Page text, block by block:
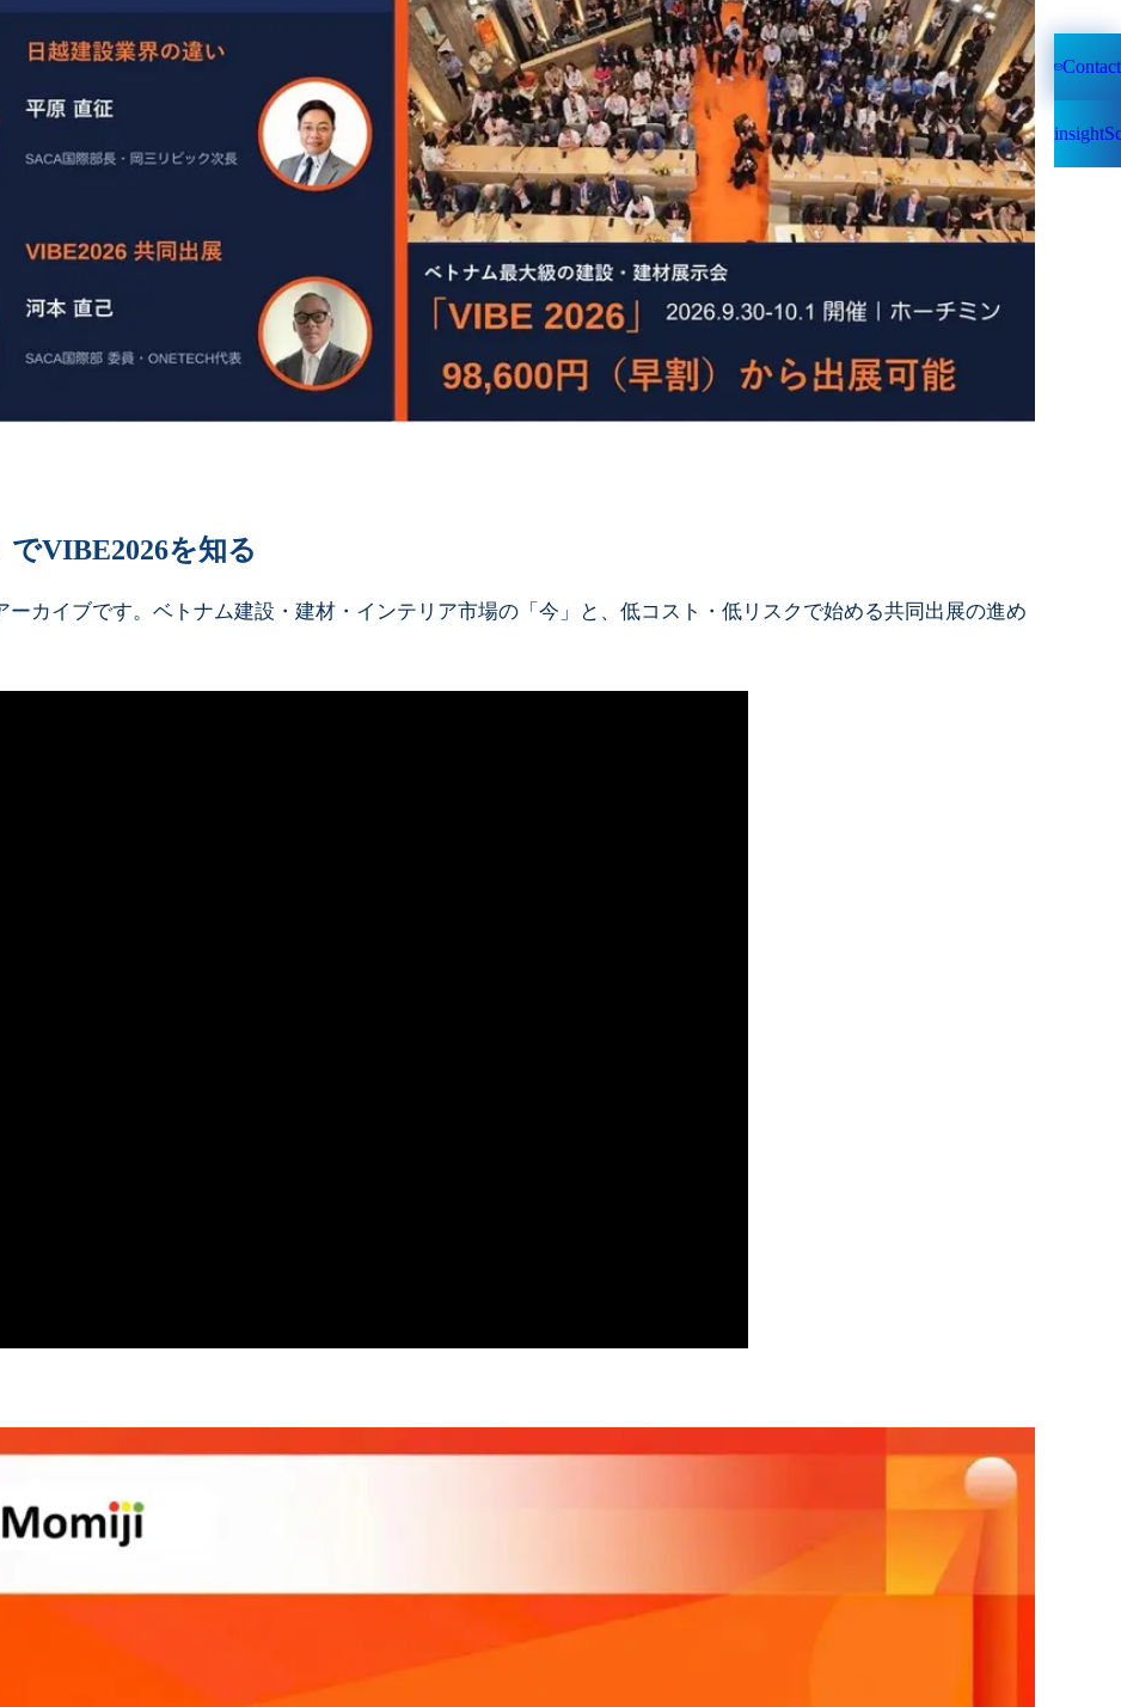
Contact
VIBE2026を知る
カイブです。ベトナム建設・建材・インテリア市場の「今」と、低コスト・低リスクで始める共同出展の進め